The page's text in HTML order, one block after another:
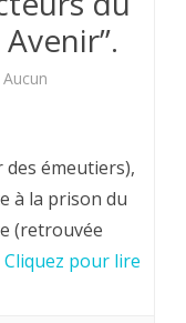
Aucun
des émeutiers),
à la prison du
(retrouvée
Cliquez pour lire